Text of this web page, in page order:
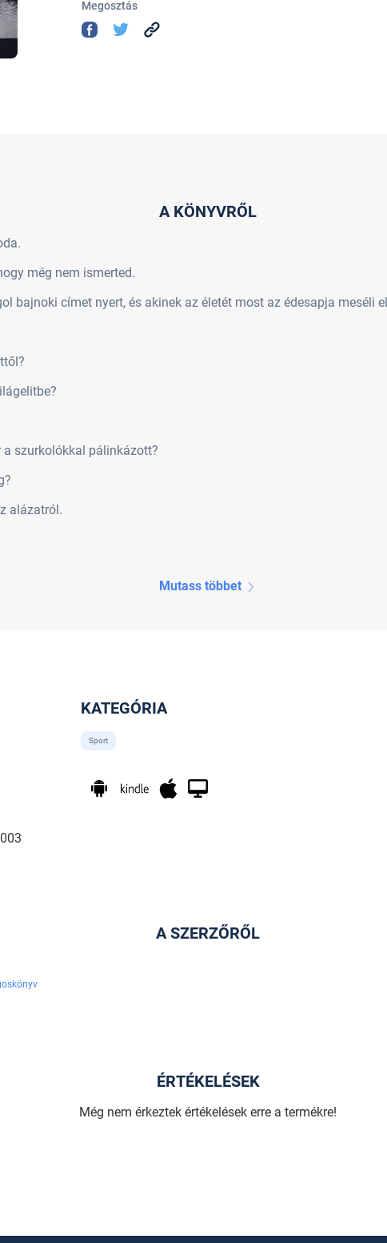
Megosztás
A KÖNYVRŐL
még nem ismerted.
bajnoki címet nyert, és akinek az életét most az édesapja meséli
szurkolókkal pálinkázott?
alázatról.
Mutass többet
KATEGÓRIA
Sport
A SZERZŐRŐL
ÉRTÉKELÉSEK
Még nem érkeztek értékelések erre a termékre!